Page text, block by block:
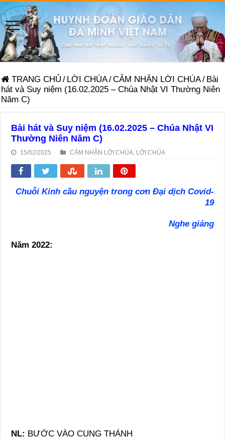
TRANG CHỦ / LỜI CHÚA/CẢM NHẬN LỜI CHÚA/ Bài
hát và Suy niệm (16.02.2025 – Chúa Nhật VI Thường Niên
Năm C)
Bài hát và Suy niệm (16.02.2025 – Chúa Nhật VI
Thường Niên Năm C)
15/02/2025 CẢM NHẬN LỜI CHÚA LỜI CHÚA
Chuỗi Kinh cầu nguyện trong cơn Đại dịch Covid-
19
Nghe giảng
Năm 2022:
NL: BƯỚC VÀO CUNG THÁNH